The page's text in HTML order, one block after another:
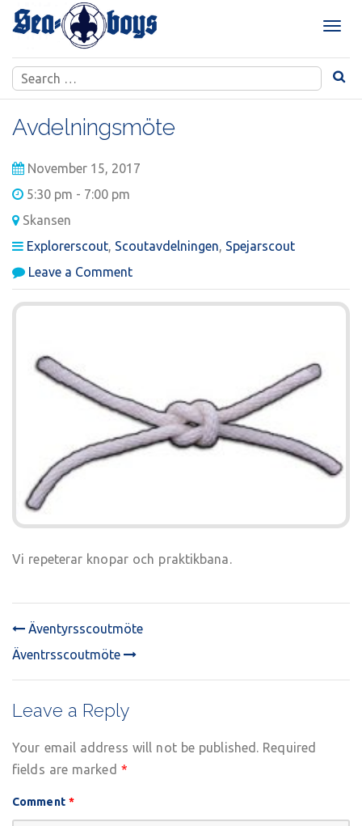
Skip
T
g
l
Search
for:
Avdelningsmöte
November 15, 2017
5:30 pm - 7:00 pm
Skansen
Explorerscout, Scoutavdelningen, Spejarscout
Leave a Commenton
Avdelningsmöte
Vi repeterar knopar och praktikbana.
POST
NAVIGATION
Äventyrsscoutmöte
Äventrsscoutmöte
Leave a Reply
Your email address will not be published. Required
fields are marked *
Comment *